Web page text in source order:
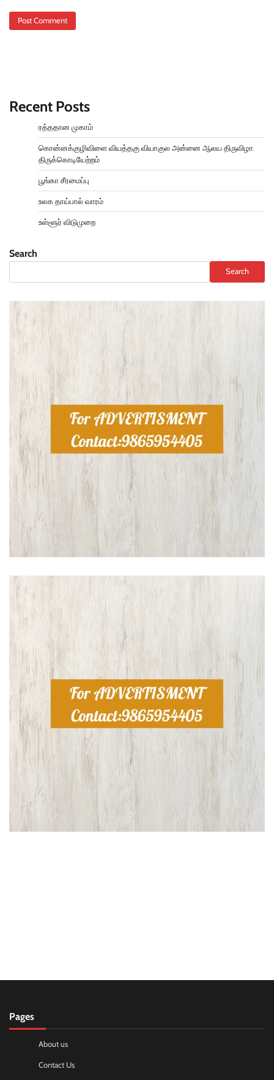
Recent Posts
ரத்ததான முகாம்
கொன்னக்குழிவிளை வியத்தகு வியாகுல அன்னை ஆலய திருவிழா
திருக்கொடியேற்றம்
பூங்கா சீரமைப்பு
உலக தாய்பால் வாரம்
உள்ளூர் விடுமுறை
Search
Search
Pages
About us
Contact Us